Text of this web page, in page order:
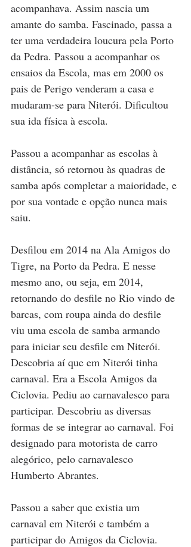
acompanhava. Assim nascia um
amante do samba. Fascinado, passa a
ter uma verdadeira loucura pela Porto
da Pedra. Passou a acompanhar os
ensaios da Escola, mas em 2000 os
pais de Perigo venderam a casa e
mudaram-se para Niterói. Dificultou
sua ida física à escola.
Passou a acompanhar as escolas à
distância, só retornou às quadras de
samba após completar a maioridade, e
por sua vontade e opção nunca mais
saiu.
Desfilou em 2014 na Ala Amigos do
Tigre, na Porto da Pedra. E nesse
mesmo ano, ou seja, em 2014,
retornando do desfile no Rio vindo de
barcas, com roupa ainda do desfile
viu uma escola de samba armando
para iniciar seu desfile em Niterói.
Descobria aí que em Niterói tinha
carnaval. Era a Escola Amigos da
Ciclovia. Pediu ao carnavalesco para
participar. Descobriu as diversas
formas de se integrar ao carnaval. Foi
designado para motorista de carro
alegórico, pelo carnavalesco
Humberto Abrantes.
Passou a saber que existia um
carnaval em Niterói e também a
participar do Amigos da Ciclovia.